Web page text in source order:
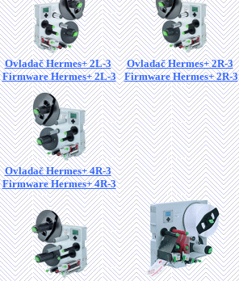
Ovladač Hermes+ 2L-3
Firmware Hermes+ 2L-3
Ovladač Hermes+ 2R-3
Firmware Hermes+ 2R-3
Ovladač Hermes+ 4R-3
Firmware Hermes+ 4R-3